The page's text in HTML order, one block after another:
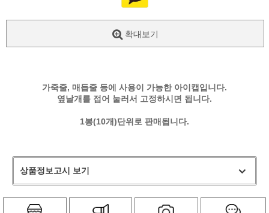
확대보기
가죽줄, 매듭줄 등에 사용이 가능한 아이캡입니다.
옆날개를 접어 눌러서 고정하시면 됩니다.
1봉(10개)단위로 판매됩니다.
상품정보고시 보기